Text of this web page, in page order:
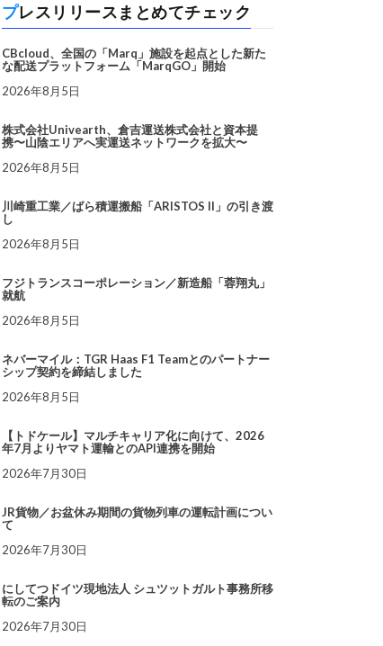
プレスリリースまとめてチェック
CBcloud、全国の「Marq」施設を起点とした新た
な配送プラットフォーム「MarqGO」開始
2026年8月5日
株式会社Univearth、倉吉運送株式会社と資本提
携〜山陰エリアへ実運送ネットワークを拡大〜
2026年8月5日
川崎重工業／ばら積運搬船「ARISTOS II」の引き渡
し
2026年8月5日
フジトランスコーポレーション／新造船「蓉翔丸」
就航
2026年8月5日
ネバーマイル：TGR Haas F1 Teamとのパートナー
シップ契約を締結しました
2026年8月5日
【トドケール】マルチキャリア化に向けて、2026
年7月よりヤマト運輸とのAPI連携を開始
2026年7月30日
JR貨物／お盆休み期間の貨物列車の運転計画につい
て
2026年7月30日
にしてつドイツ現地法人 シュツットガルト事務所移
転のご案内
2026年7月30日